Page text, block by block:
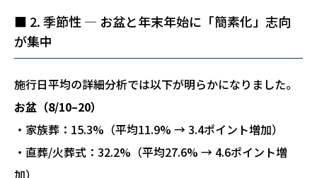
■ 2. 季節性 ― お盆と年末年始に「簡素化」志向
が集中
施行日平均の詳細分析では以下が明らかになりました。
お盆（8/10–20）
・家族葬：15.3%（平均11.9% → 3.4ポイント増加）
・直葬/火葬式：32.2%（平均27.6% → 4.6ポイント増